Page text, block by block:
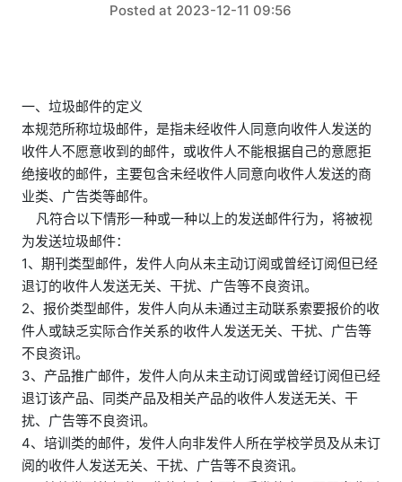
Posted at 2023-12-11 09:56
一、垃圾邮件的定义
本规范所称垃圾邮件，是指未经收件人同意向收件人发送的
收件人不愿意收到的邮件，或收件人不能根据自己的意愿拒
绝接收的邮件，主要包含未经收件人同意向收件人发送的商
业类、广告类等邮件。
凡符合以下情形一种或一种以上的发送邮件行为，将被视
为发送垃圾邮件：
1、期刊类型邮件，发件人向从未主动订阅或曾经订阅但已经
退订的收件人发送无关、干扰、广告等不良资讯。
2、报价类型邮件，发件人向从未通过主动联系索要报价的收
件人或缺乏实际合作关系的收件人发送无关、干扰、广告等
不良资讯。
3、产品推广邮件，发件人向从未主动订阅或曾经订阅但已经
退订该产品、同类产品及相关产品的收件人发送无关、干
扰、广告等不良资讯。
4、培训类的邮件，发件人向非发件人所在学校学员及从未订
阅的收件人发送无关、干扰、广告等不良资讯。